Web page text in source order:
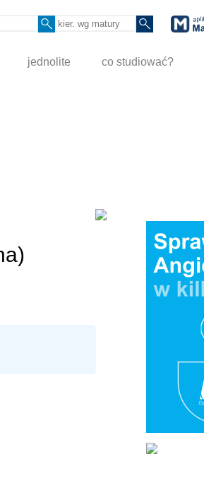
jednolite co studiować?